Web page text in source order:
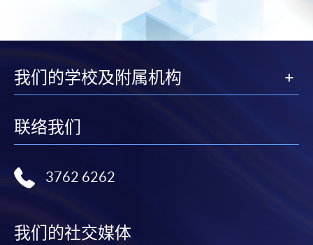
我们的学校及附属机构
联络我们
3762 6262
我们的社交媒体